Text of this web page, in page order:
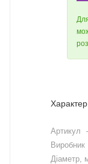
Артикул
Виробник
Діаметр,